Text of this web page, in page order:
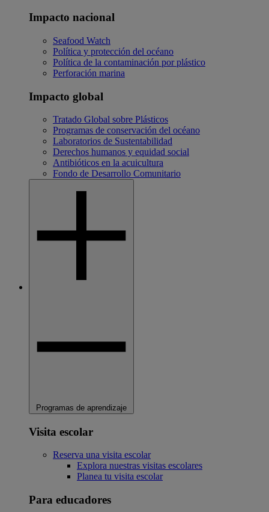
Impacto nacional
Seafood Watch
Política y protección del océano
Política de la contaminación por plástico
Perforación marina
Impacto global
Tratado Global sobre Plásticos
Programas de conservación del océano
Laboratorios de Sustentabilidad
Derechos humanos y equidad social
Antibióticos en la acuicultura
Fondo de Desarrollo Comunitario
Programas de aprendizaje
Visita escolar
Reserva una visita escolar
Explora nuestras visitas escolares
Planea tu visita escolar
Para educadores